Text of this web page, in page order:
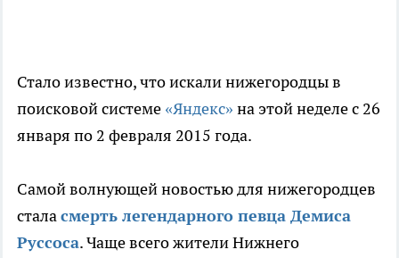
Стало известно, что искали нижегородцы в
поисковой системе «Яндекс» на этой неделе с 26
января по 2 февраля 2015 года.
Самой волнующей новостью для нижегородцев
сталасмерть легендарного певца Демиса
Руссоса. Чаще всего жители Нижнего